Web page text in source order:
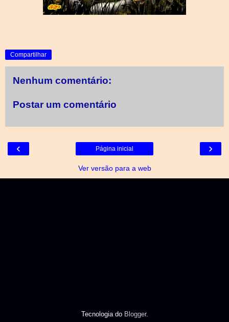
Compartilhar
Nenhum comentário:
Postar um comentário
‹ ›
Página inicial
Ver versão para a web
Tecnologia do Blogger.